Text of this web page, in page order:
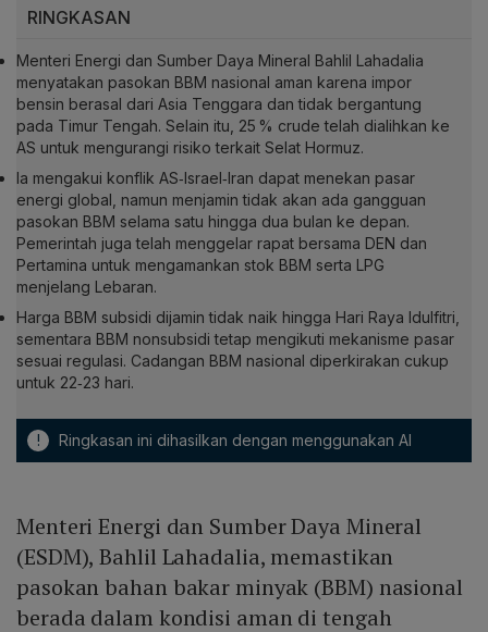
RINGKASAN
Menteri Energi dan Sumber Daya Mineral Bahlil Lahadalia
menyatakan pasokan BBM nasional aman karena impor
bensin berasal dari Asia Tenggara dan tidak bergantung
pada Timur Tengah. Selain itu, 25 % crude telah dialihkan ke
AS untuk mengurangi risiko terkait Selat Hormuz.
Ia mengakui konflik AS‑Israel‑Iran dapat menekan pasar
energi global, namun menjamin tidak akan ada gangguan
pasokan BBM selama satu hingga dua bulan ke depan.
Pemerintah juga telah menggelar rapat bersama DEN dan
Pertamina untuk mengamankan stok BBM serta LPG
menjelang Lebaran.
Harga BBM subsidi dijamin tidak naik hingga Hari Raya Idulfitri,
sementara BBM nonsubsidi tetap mengikuti mekanisme pasar
sesuai regulasi. Cadangan BBM nasional diperkirakan cukup
untuk 22‑23 hari.
! Ringkasan ini dihasilkan dengan menggunakan AI
Menteri Energi dan Sumber Daya Mineral
(ESDM), Bahlil Lahadalia, memastikan
pasokan bahan bakar minyak (BBM) nasional
berada dalam kondisi aman di tengah